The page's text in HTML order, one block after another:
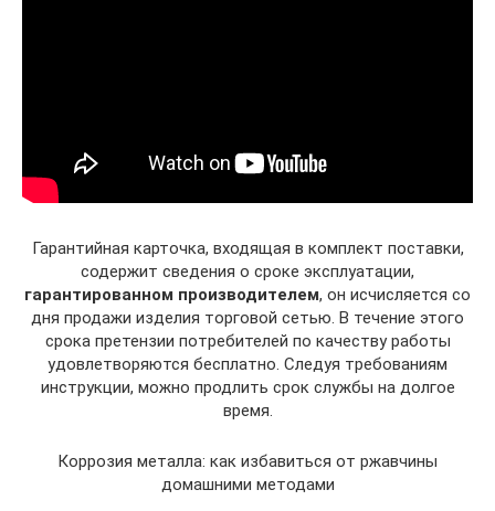
Гарантийная карточка, входящая в комплект поставки,
содержит сведения о сроке эксплуатации,
гарантированном производителем, он исчисляется со
дня продажи изделия торговой сетью. В течение этого
срока претензии потребителей по качеству работы
удовлетворяются бесплатно. Следуя требованиям
инструкции, можно продлить срок службы на долгое
время.
Коррозия металла: как избавиться от ржавчины
домашними методами